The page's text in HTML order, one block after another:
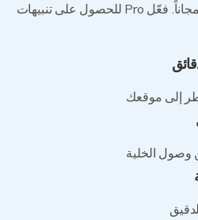
تابع المطر في صبيا — حمّله مجاناً. فعّل Pro للحصول على تنبيهات
إلى موقعك